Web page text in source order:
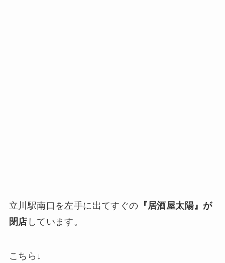
立川駅南口を左手に出てすぐの 『居酒屋太陽』が
閉店 しています。
こちら↓